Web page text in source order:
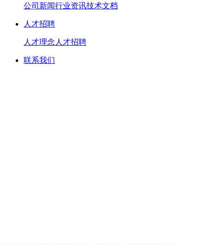
公司新闻行业资讯技术文档
人才招聘
人才理念 人才招聘
联系我们